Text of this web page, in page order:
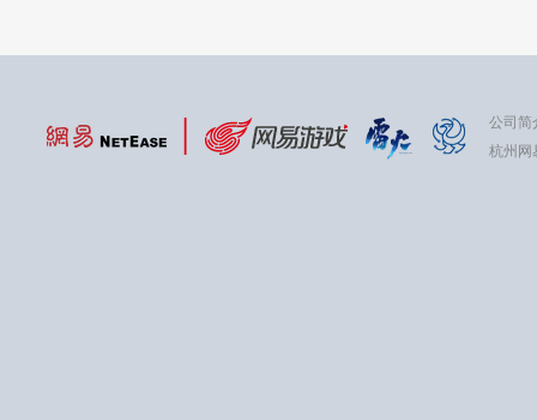
公司简
杭州